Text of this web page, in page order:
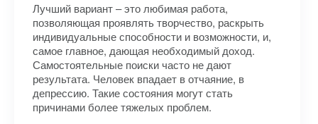
Лучший вариант – это любимая работа,
позволяющая проявлять творчество, раскрыть
индивидуальные способности и возможности, и,
самое главное, дающая необходимый доход.
Самостоятельные поиски часто не дают
результата. Человек впадает в отчаяние, в
депрессию. Такие состояния могут стать
причинами более тяжелых проблем.